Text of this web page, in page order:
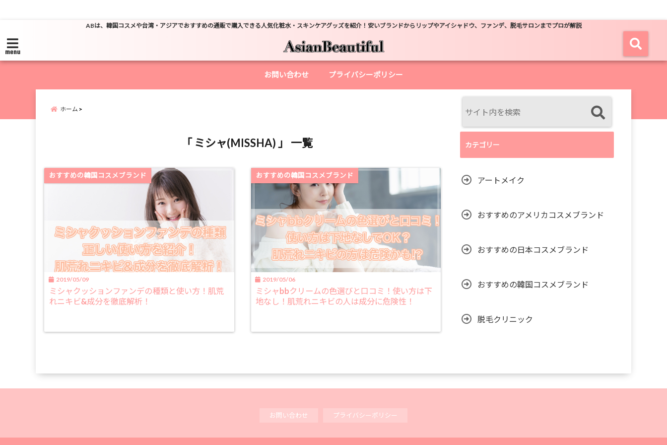
ABは、韓国コスメや台湾・アジアでおすすめの通販で購入できる人気化粧水・スキンケアグッズを紹介！安いブランドからリップやアイシャドウ、ファンデ、脱毛サロンまでプロが解説
menu
お問い合わせ プライバシーポリシー
ホーム
「 ミシャ(MISSHA) 」 一覧
おすすめの韓国コスメブランド
2019/05/09
ミシャクッションファンデの種類と使い方！肌荒
れニキビ&成分を徹底解析！
おすすめの韓国コスメブランド
2019/05/06
ミシャbbクリームの色選びと口コミ！使い方は下
地なし！肌荒れニキビの人は成分に危険性！
カテゴリー
アートメイク
おすすめのアメリカコスメブランド
おすすめの日本コスメブランド
おすすめの韓国コスメブランド
脱毛クリニック
お問い合わせ プライバシーポリシー